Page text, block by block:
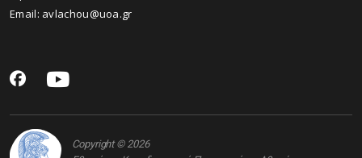
Email: avlachou@uoa.gr
Copyright © 2026